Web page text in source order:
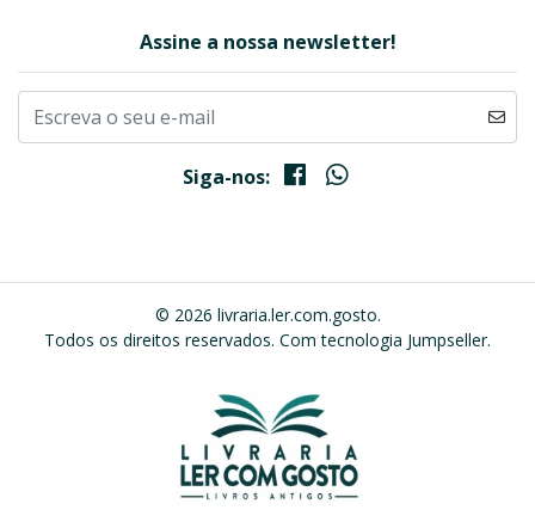
Assine a nossa newsletter!
Siga-nos:
© 2026 livraria.ler.com.gosto.
Todos os direitos reservados. Com tecnologia Jumpseller.